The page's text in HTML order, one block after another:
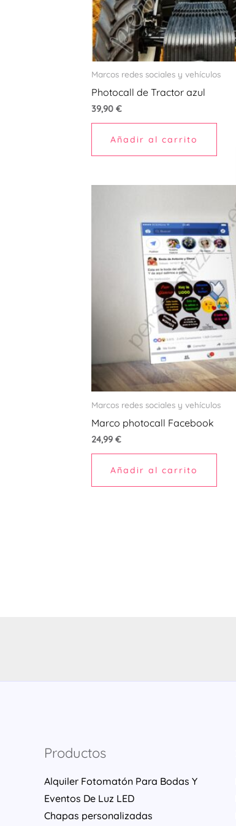
Marcos redes sociales y vehículos
Photocall de Tractor azul
39,90 €
Añadir al carrito
Marcos redes sociales y vehículos
Marco photocall Facebook
24,99 €
Añadir al carrito
Productos
Alquiler Fotomatón Para Bodas Y
Eventos De Luz LED
Chapas personalizadas